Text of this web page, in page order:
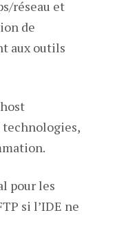
réseau et
de
aux outils
pour les
si l’IDE ne